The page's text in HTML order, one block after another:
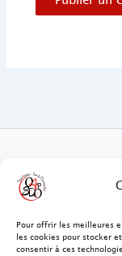
Pour offrir les meilleures
les cookies pour stocker
consentir à ces